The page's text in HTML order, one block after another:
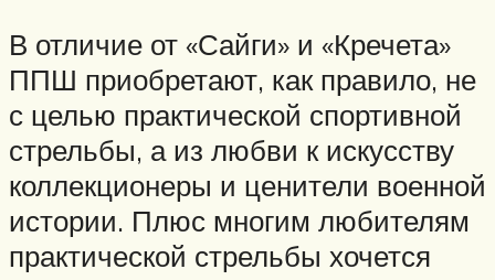
В отличие от «Сайги» и «Кречета»
ППШ приобретают, как правило, не
с целью практической спортивной
стрельбы, а из любви к искусству
коллекционеры и ценители военной
истории. Плюс многим любителям
практической стрельбы хочется